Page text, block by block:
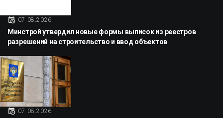
07.08.2026
Минстрой утвердил новые формы выписок из реестров
разрешений на строительство и ввод объектов
07.08.2026